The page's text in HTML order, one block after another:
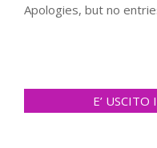
Apologies, but no
E’